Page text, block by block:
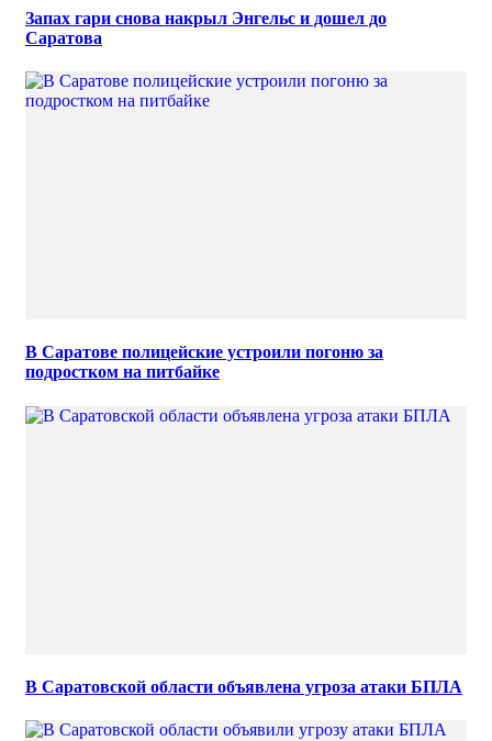
Запах гари снова накрыл Энгельс и дошел до
Саратова
В Саратове полицейские устроили погоню за
подростком на питбайке
В Саратовской области объявлена угроза атаки БПЛА